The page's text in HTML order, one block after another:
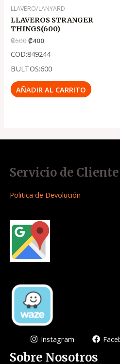
LLAVERO/LANYARD
LLAVEROS STRANGER
THINGS(600)
₡600₡400
COD:849244
BULTOS:600
AÑADIR AL CARRITO
Servicio de Cliente
Politica de Devolución
Instagram
Sobre Nosotros